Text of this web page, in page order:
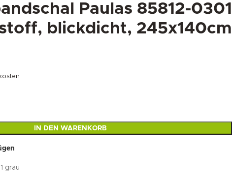
Paulas 85812-0301
blickdicht, 245x140cm
IN DEN WARENKORB
grau